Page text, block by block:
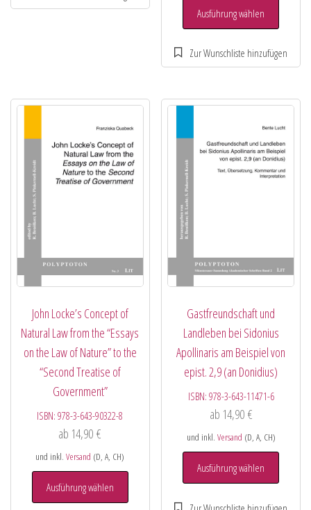
Ausführung wählen
John Locke’s Concept of
Natural Law from the “Essays
on the Law of Nature” to the
“Second Treatise of
Government”
ISBN:978-3-643-90322-8
ab 14,90€
und inkl.Versand (D, A, CH)
Ausführung wählen
Gastfreundschaft und
Landleben bei Sidonius
Apollinaris am Beispiel von
epist. 2,9 (an Donidius)
ISBN: 978-3-643-11471-6
ab 14,90 €
und inkl. Versand (D, A, CH)
Ausführung wählen